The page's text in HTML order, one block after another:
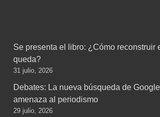
Se presenta el libro: ¿Cómo reconstruir
queda?
31 julio, 2026
Debates: La nueva búsqueda de
amenaza al periodismo
29 julio, 2026